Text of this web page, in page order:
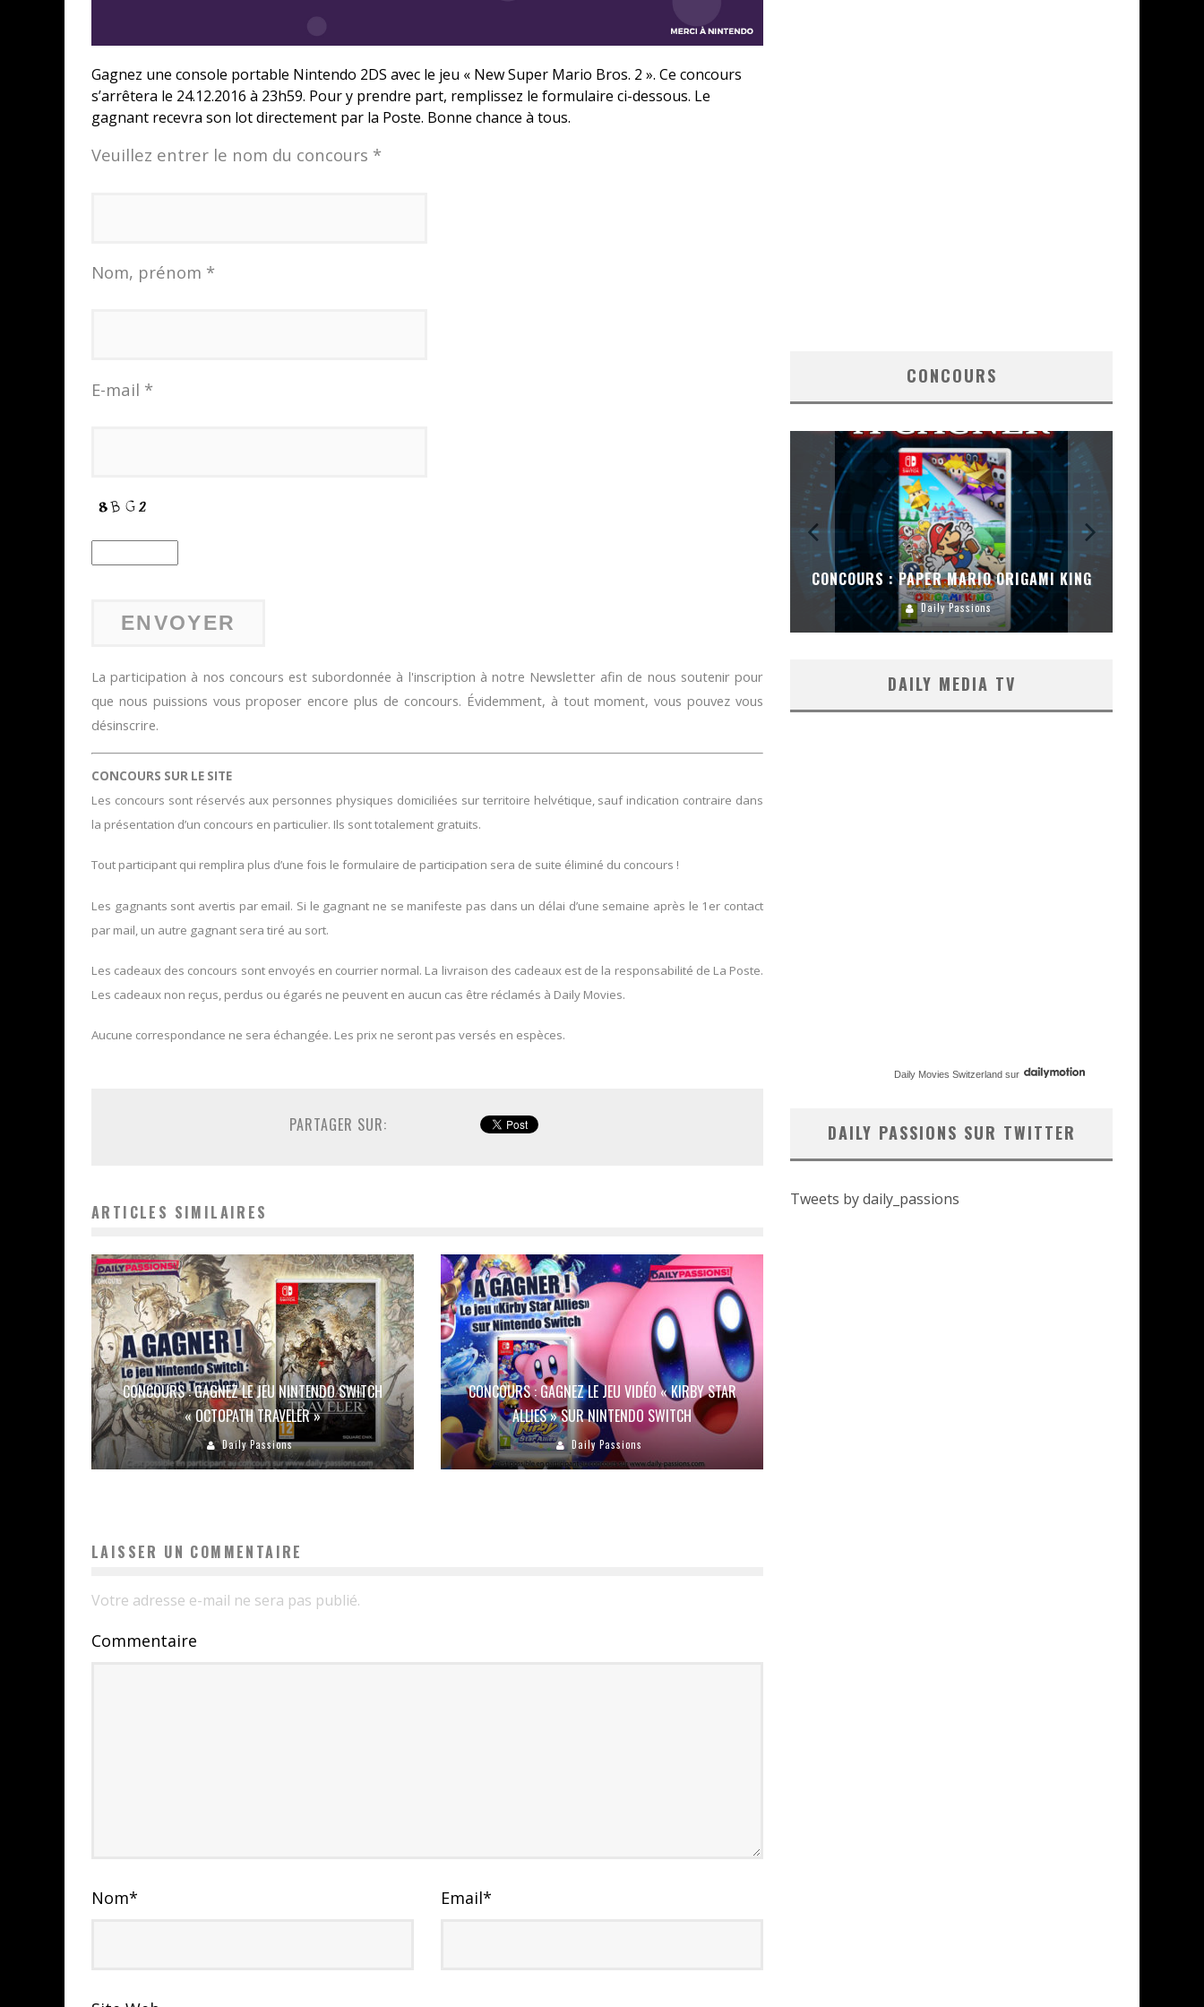
Gagnez une console portable Nintendo 2DS avec le jeu « New Super Mario Bros. 2 ». Ce concours
s’arrêtera le 24.12.2016 à 23h59. Pour y prendre part, remplissez le formulaire ci-dessous. Le
gagnant recevra son lot directement par la Poste. Bonne chance à tous.
Veuillez entrer le nom du concours *
Nom, prénom *
E-mail *
La participation à nos concours est subordonnée à l'inscription à notre Newsletter afin de nous soutenir pour
que nous puissions vous proposer encore plus de concours. Évidemment, à tout moment, vous pouvez vous
désinscrire.
CONCOURS SUR LE SITE
Les concours sont réservés aux personnes physiques domiciliées sur territoire helvétique, sauf indication contraire dans
la présentation d’un concours en particulier. Ils sont totalement gratuits.
Tout participant qui remplira plus d’une fois le formulaire de participation sera de suite éliminé du concours !
Les gagnants sont avertis par email. Si le gagnant ne se manifeste pas dans un délai d’une semaine après le 1er contact
par mail, un autre gagnant sera tiré au sort.
Les cadeaux des concours sont envoyés en courrier normal. La livraison des cadeaux est de la responsabilité de La Poste.
Les cadeaux non reçus, perdus ou égarés ne peuvent en aucun cas être réclamés à Daily Movies.
Aucune correspondance ne sera échangée. Les prix ne seront pas versés en espèces.
PARTAGER SUR:
ARTICLES SIMILAIRES
CONCOURS : GAGNEZ LE JEU NINTENDO SWITCH
« OCTOPATH TRAVELER »
Daily Passions
CONCOURS : GAGNEZ LE JEU VIDÉO « KIRBY STAR
ALLIES » SUR NINTENDO SWITCH
Daily Passions
LAISSER UN COMMENTAIRE
Votre adresse e-mail ne sera pas publié.
Commentaire
Nom* Email*
CONCOURS
CONCOURS : PAPER MARIO ORIGAMI KING
Daily Passions
DAILY MEDIA TV
Daily Movies Switzerland sur
DAILY PASSIONS SUR TWITTER
Tweets by daily_passions